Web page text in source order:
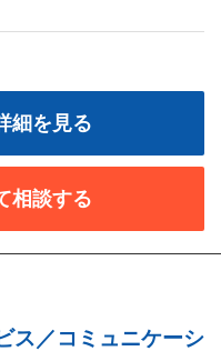
細を見る
相談する
ス／コミュニケーシ